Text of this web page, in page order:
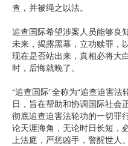
查，并被绳之以法。
追查国际希望涉案人员能够良
未来，揭露黑幕，立功赎罪，
现在是否站出来，真相必将大
时，后悔就晚了。
“追查国际”全称为“追查迫害
日，旨在帮助和协调国际社会
彻底追查迫害法轮功的一切罪
论天涯海角，无论时日长短，
上法庭，严惩凶手，警醒世人。